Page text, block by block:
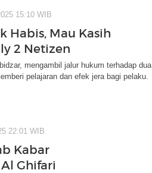
15:10 WIB
Habis, Mau Kasih
2 Netizen
mengambil jalur hukum terhadap dua
pelajaran dan efek jera bagi pelaku.
22:01 WIB
Kabar
Ghifari